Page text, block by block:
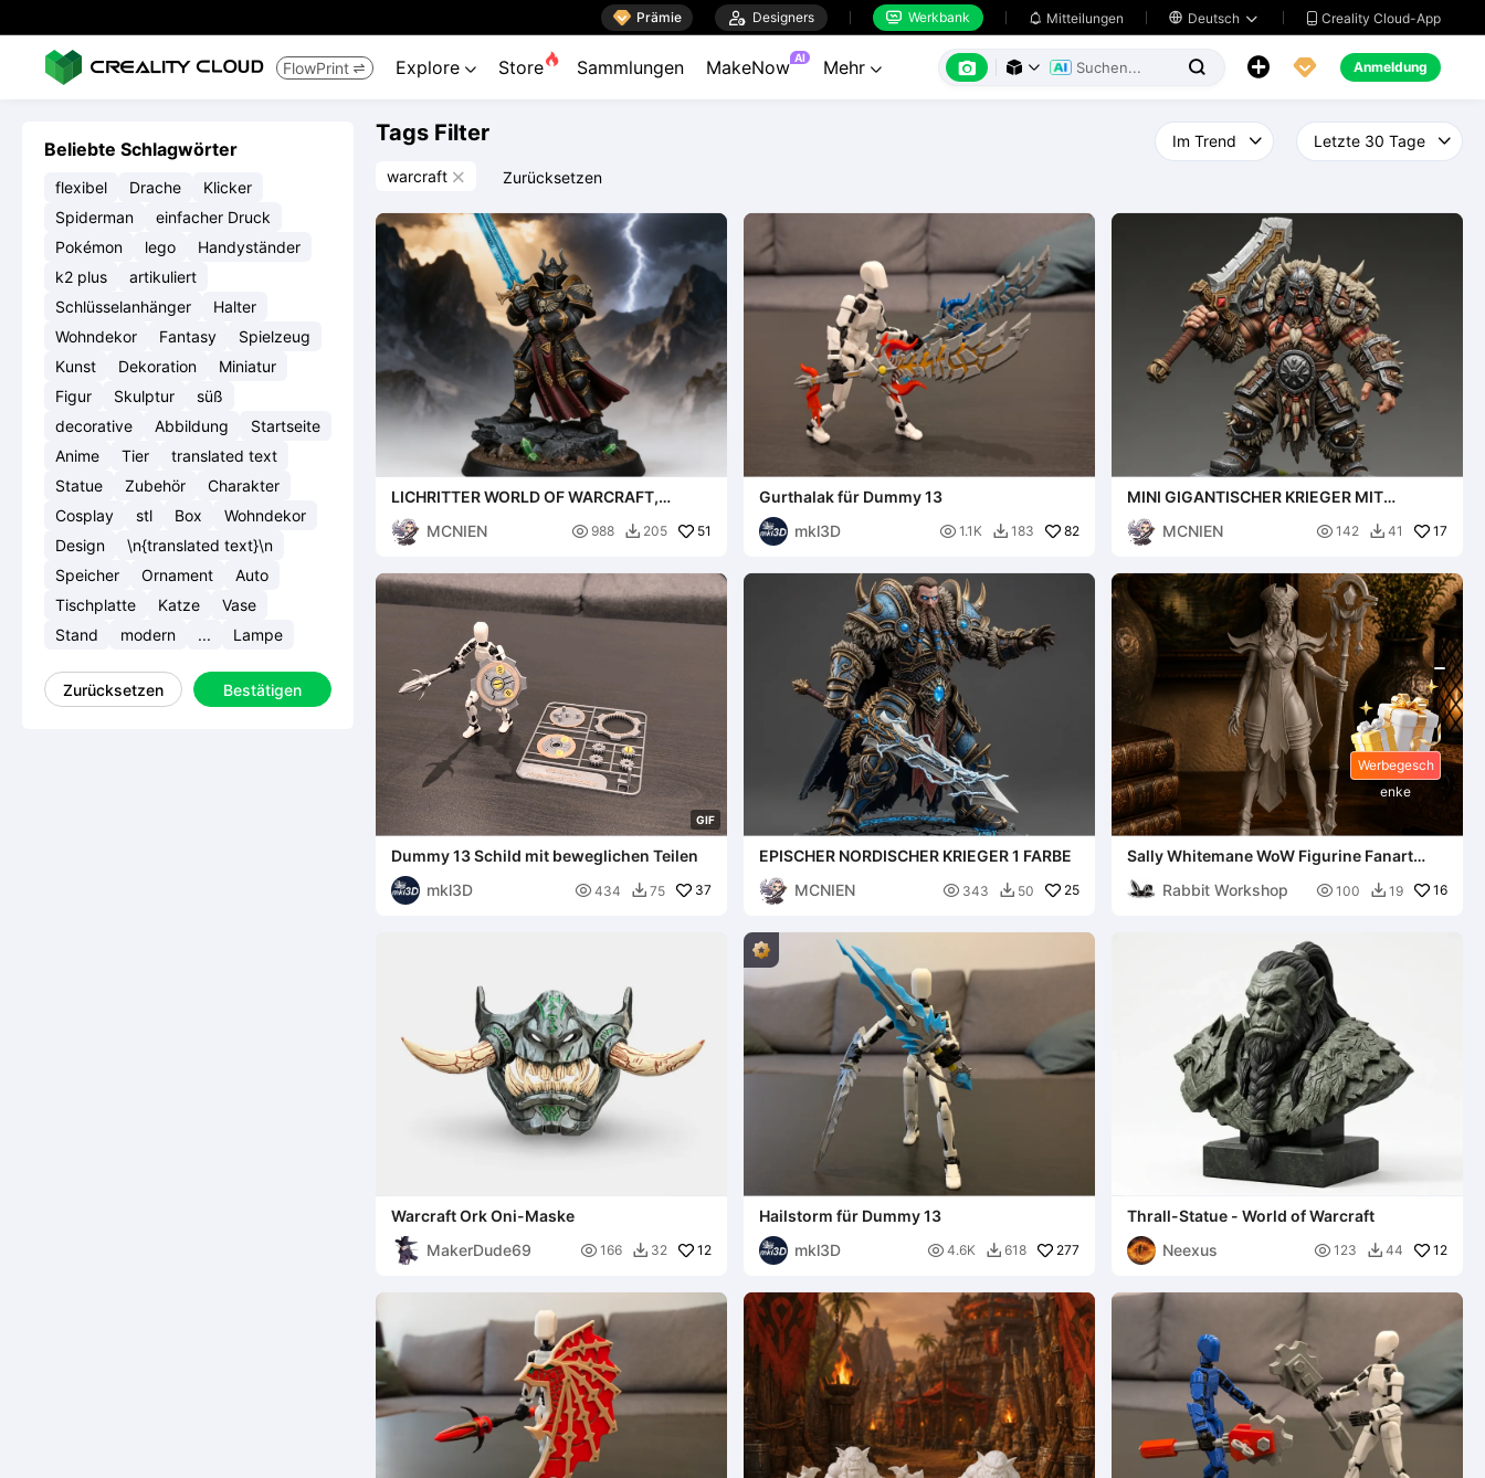
 Prämie  Designers  Werkbank  Mitteilungen  Deutsch   Creality Cloud-App
FlowPrint  Explore  Store Sammlungen MakeNow AI Mehr        Anmeldung
Beliebte Schlagwörter
flexibel Drache
Klicker
Spiderman
einfacher Druck
Pokémon
lego
Handyständer
k2 plus
artikuliert
Schlüsselanhänger
Halter
Wohndekor
Fantasy
Spielzeug
Kunst
Dekoration
Miniatur
Figur
Skulptur
süß
decorative
Abbildung
Startseite
Anime
Tier
translated text
Statue
Zubehör
Charakter
Cosplay
stl Box
Wohndekor
Design
\n{translated text}\n
Speicher
Ornament
Auto
Tischplatte
Katze
Vase
Stand
modern ... Lampe
Zurücksetzen Bestätigen
Tags Filter
warcraft  Zurücksetzen
LICHRITTER WORLD OF WARCRAFT,
WARHAMMER
MCNIEN
 988  205 51
Gurthalak für Dummy 13
mkl3D
 1.1K  183 82
MINI GIGANTISCHER KRIEGER MIT
GROSSEM SCHWERT
MCNIEN
 142  41 17
GIF
Dummy 13 Schild mit beweglichen Teilen
mkl3D
 434  75 37
EPISCHER NORDISCHER KRIEGER 1 FARBE
MCNIEN
 343  50 25
Sally Whitemane WoW Figurine Fanart
Rabbit Workshop
 100  19 16
Warcraft Ork Oni-Maske
MakerDude69
 166  32 12
Hailstorm für Dummy 13
mkl3D
 4.6K  618 277
Thrall-Statue - World of Warcraft
Neexus
 123  44 12
Werbegesch
enke